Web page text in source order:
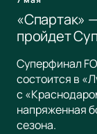
«Спартак»
пройдет
Суперфинал
состоится в
с
напряженная
сезона.